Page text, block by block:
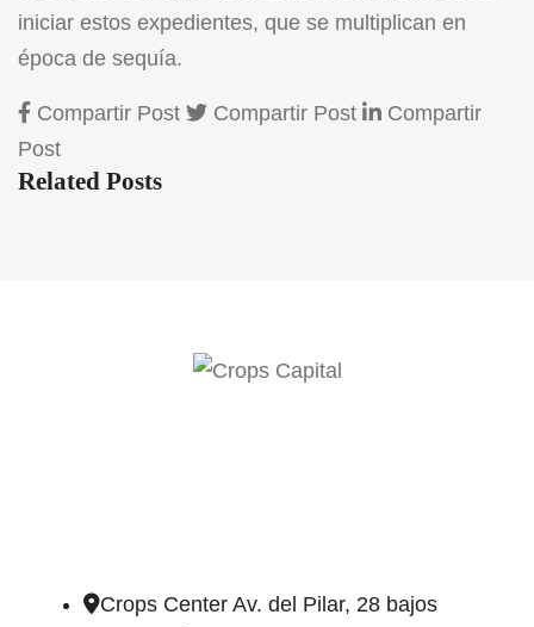
iniciar estos expedientes, que se multiplican en
época de sequía.
Compartir Post Compartir Post
Compartir
Post
Related Posts
Crops Center Av. del Pilar, 28 bajos